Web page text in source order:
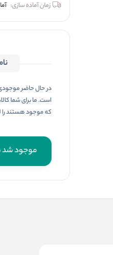
زمان آماده سازی:
در حال حاضر موجودی
است. ما برای شما
که موجود هستند را
موجود شد